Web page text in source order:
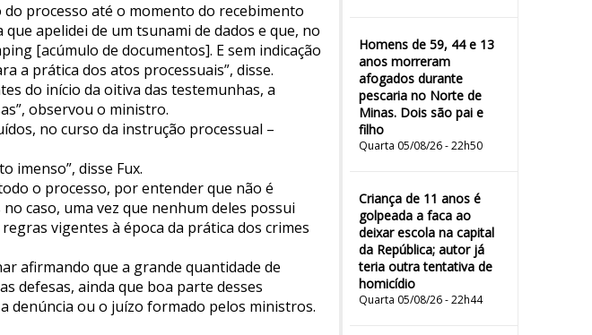
Homens de 59, 44 e 13
anos morreram
afogados durante
pescaria no Norte de
Minas. Dois são pai e
filho
Quarta 05/08/26 - 22h50
Criança de 11 anos é
golpeada a faca ao
deixar escola na capital
da República; autor já
teria outra tentativa de
homicídio
Quarta 05/08/26 - 22h44
processo até o momento do recebimento
apelidei de um tsunami de dados e que, no
[acúmulo de documentos]. E sem indicação
a prática dos atos processuais”, disse.
do início da oitiva das testemunhas, a
observou o ministro.
no curso da instrução processual –
imenso”, disse Fux.
o processo, por entender que não é
caso, uma vez que nenhum deles possui
vigentes à época da prática dos crimes
afirmando que a grande quantidade de
defesas, ainda que boa parte desses
denúncia ou o juízo formado pelos ministros.